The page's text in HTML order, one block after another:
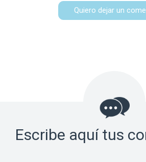
Quiero dejar un
Escribe aquí tus